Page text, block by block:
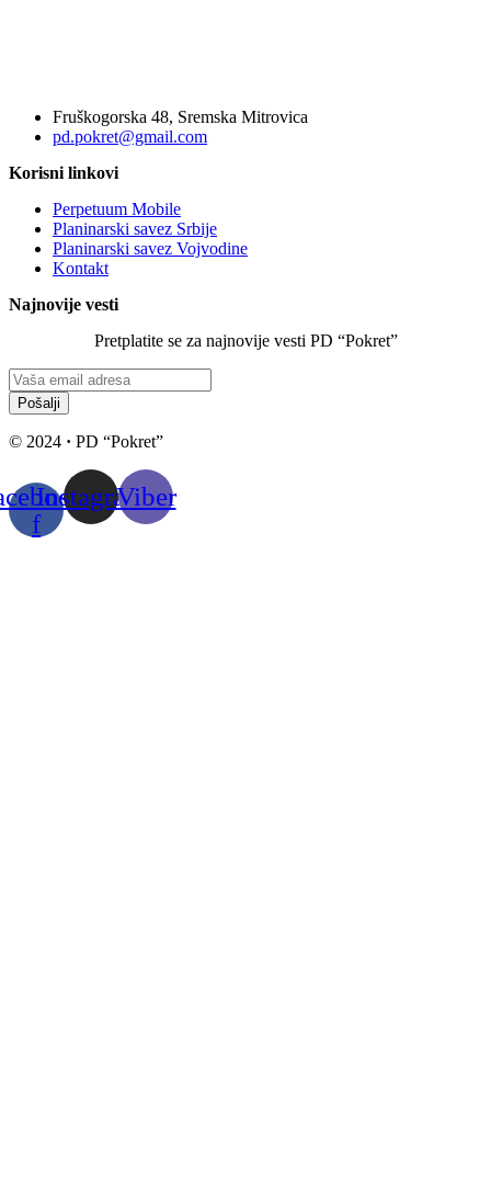
Fruškogorska 48, Sremska Mitrovica
pd.pokret@gmail.com
Korisni linkovi
Perpetuum Mobile
Planinarski savez Srbije
Planinarski savez Vojvodine
Kontakt
Najnovije vesti
Pretplatite se za najnovije vesti PD “Pokret”
Pošalji
© 2024 · PD “Pokret”
f
InstagramViber